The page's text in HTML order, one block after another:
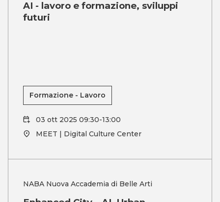
AI - lavoro e formazione, sviluppi
futuri
Formazione - Lavoro
03 ott 2025 09:30-13:00
MEET | Digital Culture Center
NABA Nuova Accademia di Belle Arti